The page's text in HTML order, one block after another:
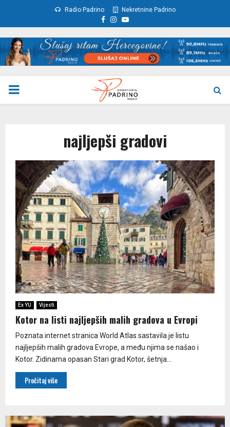
Radio Padrino Nekretnine Padrino
Facebook
Instagram
Youtube
PRIMARY
najljepši gradovi
Ex YU Vijesti
Kotor na listi najljepših malih gradova u Evropi
Poznata internet stranica World Atlas sastavila je listu
najljepših malih gradova Evrope, a među njima se našao i
Kotor. Zidinama opasan Stari grad Kotor, šetnja...
Pročitaj više